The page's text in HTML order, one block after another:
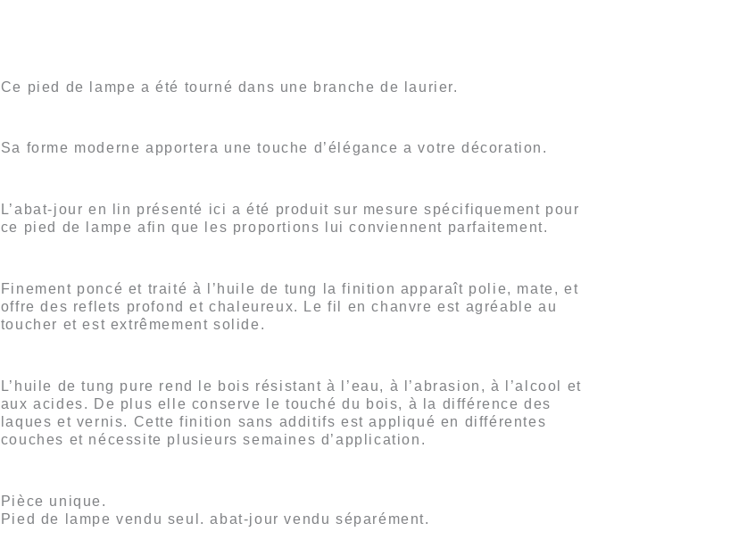
Ce pied de lampe a été tourné dans une branche de laurier.
Sa forme moderne apportera une touche d’élégance a votre décoration.
L’abat-jour en lin présenté ici a été produit sur mesure spécifiquement pour
ce pied de lampe afin que les proportions lui conviennent parfaitement.
Finement poncé et traité à l’huile de tung la finition apparaît polie, mate, et
offre des reflets profond et chaleureux. Le fil en chanvre est agréable au
toucher et est extrêmement solide.
L’huile de tung pure rend le bois résistant à l’eau, à l’abrasion, à l’alcool et
aux acides. De plus elle conserve le touché du bois, à la différence des
laques et vernis. Cette finition sans additifs est appliqué en différentes
couches et nécessite plusieurs semaines d’application.
Pièce unique.
Pied de lampe vendu seul. abat-jour vendu séparément.